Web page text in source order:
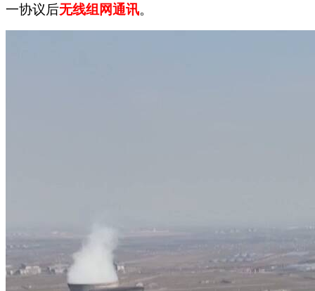
一协议后无线组网通讯。